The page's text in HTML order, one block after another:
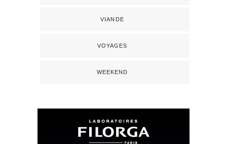
VIANDE
VOYAGES
WEEKEND